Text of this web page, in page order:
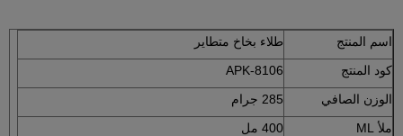
اسم المنتج
طلاء بخاخ متطاير
كود المنتج
APK-8106
الوزن الصافي
285 جرام
ملأ ML
400 مل